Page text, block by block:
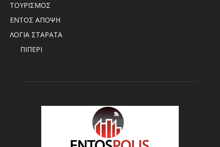
ΤΟΥΡΙΣΜΟΣ
ΕΝΤΟΣ ΑΠΟΨΗ
ΛΟΓΙΑ ΣΤΑΡΑΤΑ
ΠΙΠΕΡΙ